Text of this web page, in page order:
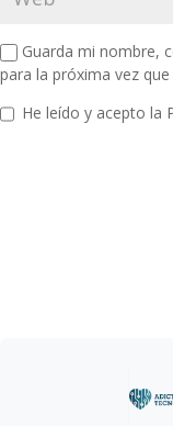
Guarda mi nombre,
para la próxima vez
He leído y acepto la